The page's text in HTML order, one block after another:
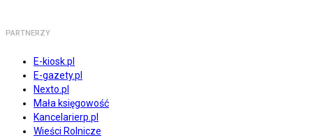
PARTNERZY
E-kiosk.pl
E-gazety.pl
Nexto.pl
Mała księgowość
Kancelarierp.pl
Wieści Rolnicze